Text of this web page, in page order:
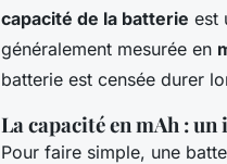
capacité de la batterie est
généralement mesurée en
batterie est censée durer
La capacité en mAh :
Pour faire simple, une